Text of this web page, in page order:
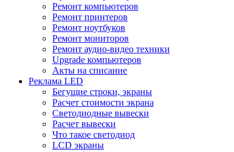
Ремонт компьютеров
Ремонт принтеров
Ремонт ноутбуков
Ремонт мониторов
Ремонт аудио-видео техники
Upgrade компьютеров
Акты на списание
Реклама LED
Бегущие строки, экраны
Расчет стоимости экрана
Светодиодные вывески
Расчет вывески
Что такое светодиод
LCD экраны